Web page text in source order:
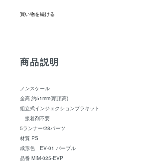
買い物を続ける
商品説明
ノンスケール
全高 約51mm(頭頂高)
組立式インジェクションプラキット
接着剤不要
5ランナー/28パーツ
材質 PS
成形色 EV-01 パープル
品番 MIM-025-EVP